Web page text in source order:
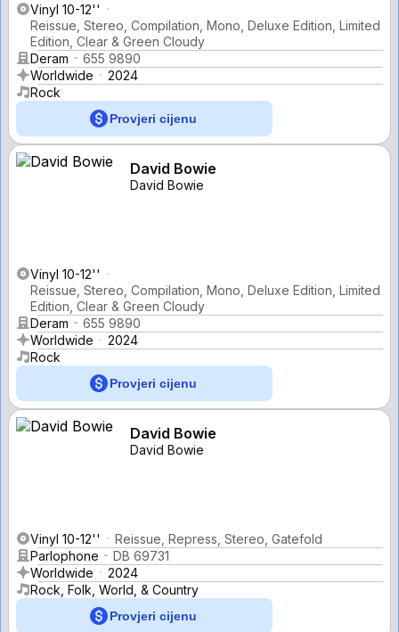
Vinyl 10-12''
Reissue, Stereo, Compilation, Mono, Deluxe Edition, Limited
Edition, Clear & Green Cloudy
Deram
655 9890
Worldwide
2024
Rock
Provjeri cijenu
David Bowie
David Bowie
Vinyl 10-12''
Reissue, Stereo, Compilation, Mono, Deluxe Edition, Limited
Edition, Clear & Green Cloudy
Deram
655 9890
Worldwide
2024
Rock
Provjeri cijenu
David Bowie
David Bowie
Vinyl 10-12''
Reissue, Repress, Stereo, Gatefold
Parlophone
DB 69731
Worldwide
2024
Rock, Folk, World, & Country
Provjeri cijenu